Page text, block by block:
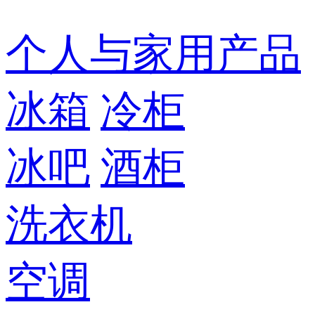
个人与家用产品
冰箱 冷柜
冰吧 酒柜
洗衣机
空调